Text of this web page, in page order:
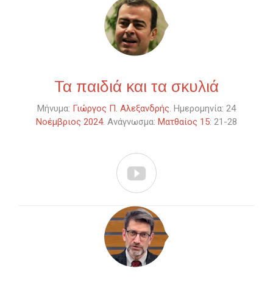
Τα παιδιά και τα σκυλιά
Μήνυμα: Γιώργος Π. Αλεξανδρής. Ημερομηνία: 24
Νοέμβριος 2024. Ανάγνωσμα: Ματθαίος 15: 21-28
